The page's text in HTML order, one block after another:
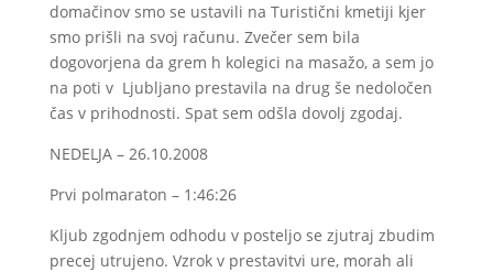
domačinov smo se ustavili na Turistični kmetiji kjer
smo prišli na svoj računu. Zvečer sem bila
dogovorjena da grem h kolegici na masažo, a sem jo
na poti v Ljubljano prestavila na drug še nedoločen
čas v prihodnosti. Spat sem odšla dovolj zgodaj.
NEDELJA – 26.10.2008
Prvi polmaraton – 1:46:26
Kljub zgodnjem odhodu v posteljo se zjutraj zbudim
precej utrujeno. Vzrok v prestavitvi ure, morah ali